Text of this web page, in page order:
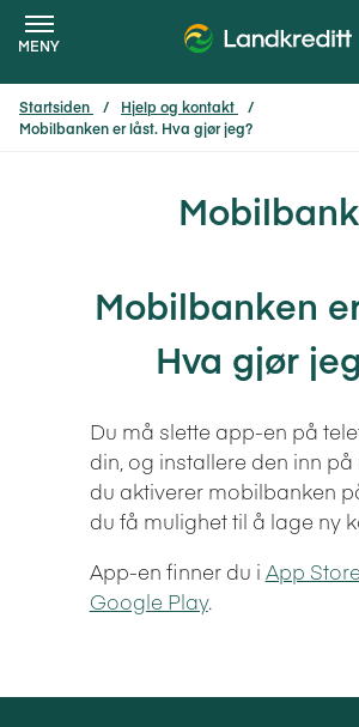
MENY
Startsiden
Hjelp og kontakt
Mobilbanken er låst. Hva gjør jeg?
Mobilbank
Mobilbanken
Hva gjør
Du må slette app-en på
din, og installere den inn på
du aktiverer mobilbanken
du få mulighet til å lage ny
App-en finner du i App
Google Play.